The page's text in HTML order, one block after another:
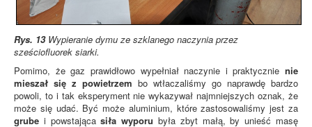
Rys. 13Wypieranie dymu ze szklanego naczynia przez
sześciofluorek siarki.
Pomimo, że gaz prawidłowo wypełniał naczynie i praktycznie nie
mieszał się z powietrzem bo wtłaczaliśmy go naprawdę bardzo
powoli, to i tak eksperyment nie wykazywał najmniejszych oznak, że
może się udać. Być może aluminium, które zastosowaliśmy jest za
grube i powstającasiła wyporu była zbyt małą, by unieść masę